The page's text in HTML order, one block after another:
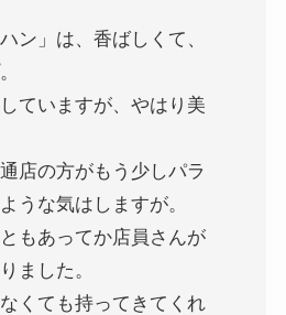
ン」 は、香ばしくて、
ていますが、やはり美
店の方がもう少しパラ
うな気はしますが。
もあってか店員さんが
ました。
くても持ってきてくれ